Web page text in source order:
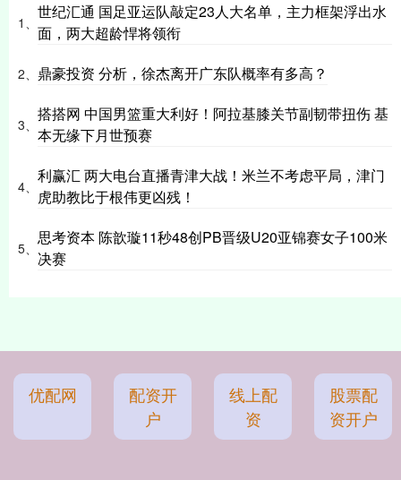
1、
世纪汇通 国足亚运队敲定23人大名单，主力框架浮出水
面，两大超龄悍将领衔
2、 鼎豪投资 分析，徐杰离开广东队概率有多高？
3、
搭搭网 中国男篮重大利好！阿拉基膝关节副韧带扭伤 基
本无缘下月世预赛
4、
利赢汇 两大电台直播青津大战！米兰不考虑平局，津门
虎助教比于根伟更凶残！
5、
思考资本 陈歆璇11秒48创PB晋级U20亚锦赛女子100米
决赛
优配网
配资开
户
线上配
资
股票配
资开户